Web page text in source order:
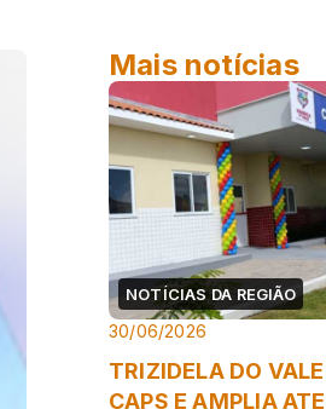
Mais notícias
NOTÍCIAS DA REGIÃO
30/06/2026
TRIZIDELA DO
CAPS E AMPLIA